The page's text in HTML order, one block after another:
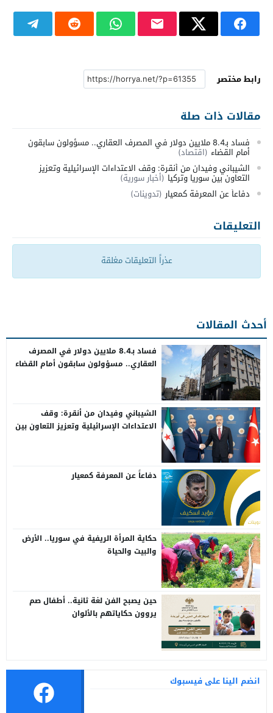
رابط مختصر
مقالات ذات صلة
فساد بـ8.4 ملايين دولار في المصرف العقاري.. مسؤولون سابقون
أمام القضاء (اقتصاد)
الشيباني وفيدان من أنقرة: وقف الاعتداءات الإسرائيلية وتعزيز
التعاون بين سوريا وتركيا (أخبار سورية)
دفاعاً عن المعرفة كمعيار (تدوينات)
التعليقات
عذراً التعليقات مغلقة
أحدث المقالات
فساد بـ8.4 ملايين دولار في المصرف
العقاري.. مسؤولون سابقون أمام القضاء
الشيباني وفيدان من أنقرة: وقف
الاعتداءات الإسرائيلية وتعزيز التعاون بين
دفاعاً عن المعرفة كمعيار
حكاية المرأة الريفية في سوريا.. الأرض
والبيت والحياة
حين يصبح الفن لغة ثانية.. أطفال صم
يروون حكاياتهم بالألوان
انضم الينا على فيسبوك